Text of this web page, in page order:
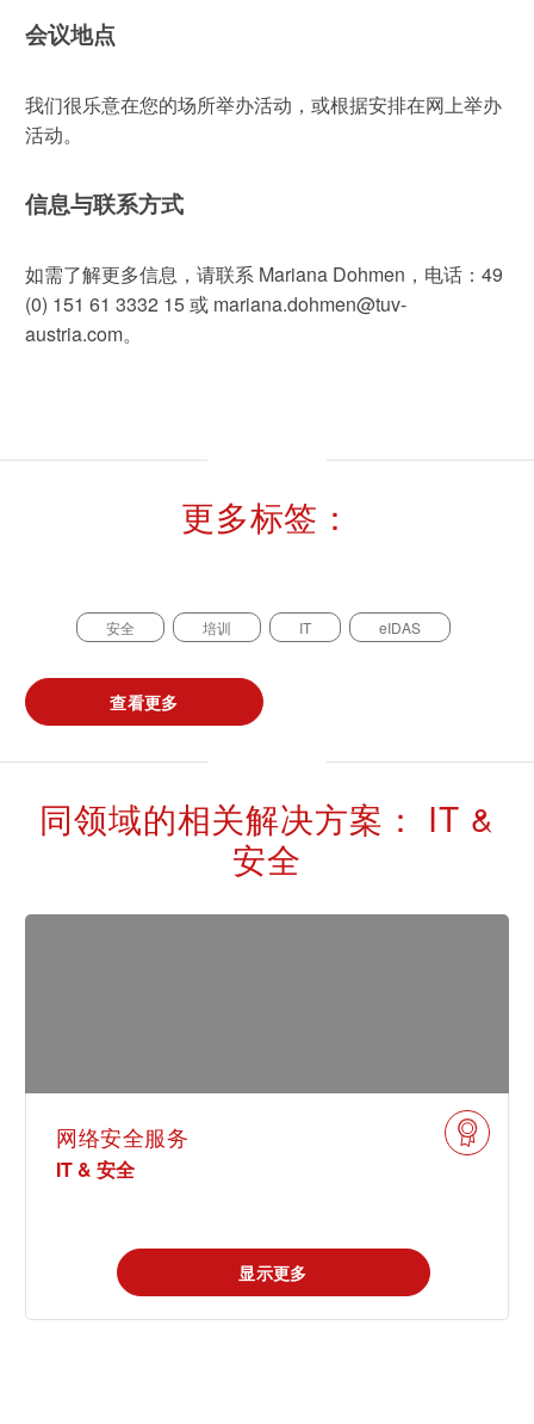
会议地点
我们很乐意在您的场所举办活动，或根据安排在网上举办
活动。
信息与联系方式
如需了解更多信息，请联系 Mariana Dohmen，电话：49
(0) 151 61 3332 15 或 mariana.dohmen@tuv-
austria.com。
更多标签：
安全 培训 IT eIDAS
查看更多
同领域的相关解决方案： IT &
安全
网络安全服务
IT & 安全
显示更多